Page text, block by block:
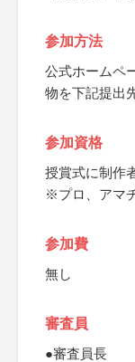
参加方法
公式ホームペ
物を下記提出
参加資格
授賞式に制作
※プロ、アマ
参加費
無し
審査員
●審査員長